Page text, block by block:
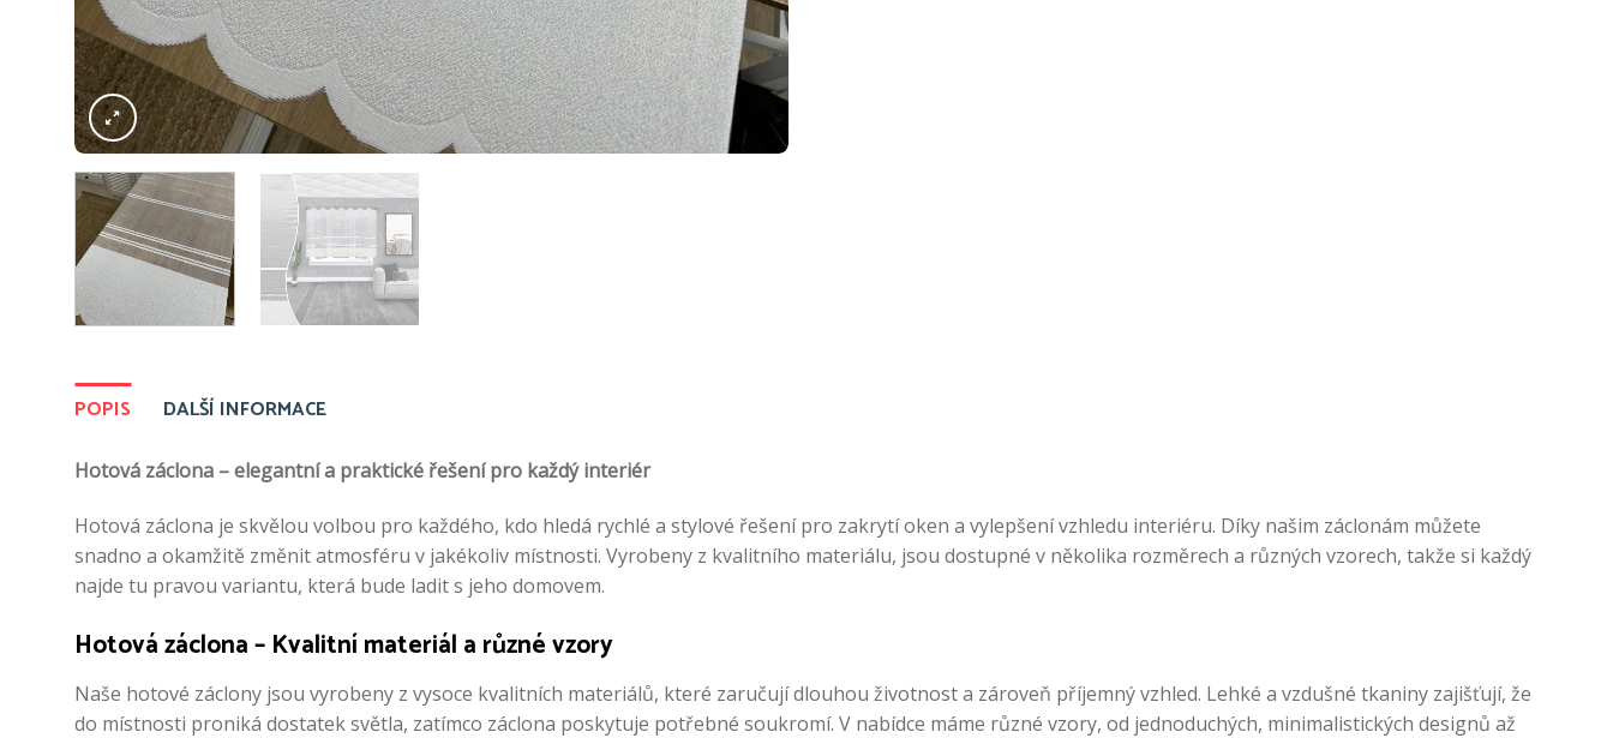
POPIS DALŠÍ INFORMACE
Hotová záclona – elegantní a praktické řešení pro každý interiér
Hotová záclona je skvělou volbou pro každého, kdo hledá rychlé a stylové řešení pro zakrytí oken a vylepšení vzhledu interiéru. Díky našim záclonám můžete
snadno a okamžitě změnit atmosféru v jakékoliv místnosti. Vyrobeny z kvalitního materiálu, jsou dostupné v několika rozměrech a různých vzorech, takže si každý
najde tu pravou variantu, která bude ladit s jeho domovem.
Hotová záclona – Kvalitní materiál a různé vzory
Naše hotové záclony jsou vyrobeny z vysoce kvalitních materiálů, které zaručují dlouhou životnost a zároveň příjemný vzhled. Lehké a vzdušné tkaniny zajišťují, že
do místnosti proniká dostatek světla, zatímco záclona poskytuje potřebné soukromí. V nabídce máme různé vzory, od jednoduchých, minimalistických designů až